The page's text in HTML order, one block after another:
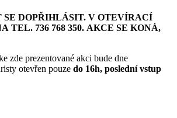
SE DOPŘIHLÁSIT. V OTEVÍRACÍ
TEL. 736 768 350. AKCE SE KONÁ,
zde prezentované akci bude dne
otevřen pouze do 16h, poslední vstup